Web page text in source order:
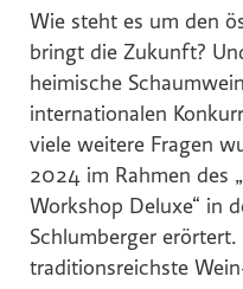
White Claw
Top Spirit
Personalshop
P.M. Mounier
Eccovia
Dreep
Wie steht es um den
bringt die Zukunft?
heimische
internationalen
viele weitere Fragen
2024 im Rahmen des
Workshop Deluxe“ in
Schlumberger erörtert.
traditionsreichste